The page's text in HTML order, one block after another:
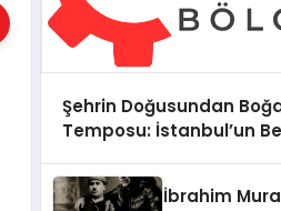
Şehrin Doğusundan
Temposu: İstanbul’un
İbrahim